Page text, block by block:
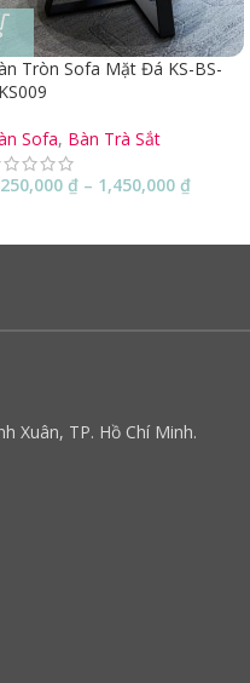
Tròn Sofa Mặt Đá KS-BS-
Sofa, Bàn Trà Sắt
₫ – 1,450,000 ₫
Xuân, TP. Hồ Chí Minh.